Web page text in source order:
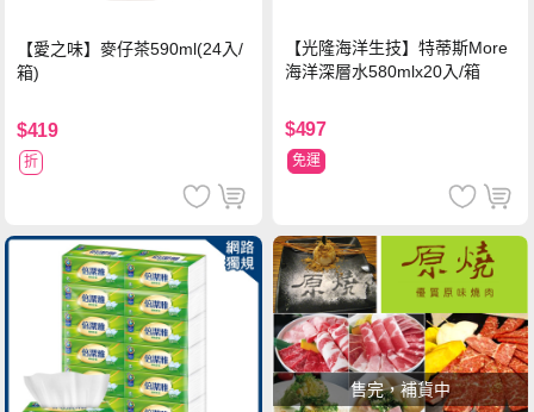
【愛之味】麥仔茶590ml(24入/
箱)
$419
折
【光隆海洋生技】特蒂斯More
海洋深層水580mlx20入/箱
$497
免運
售完，補貨中